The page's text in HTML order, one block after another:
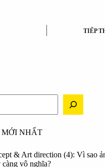
TIẾP
NHẤT
& Art direction (4): Vì sao
càng vô nghĩa?